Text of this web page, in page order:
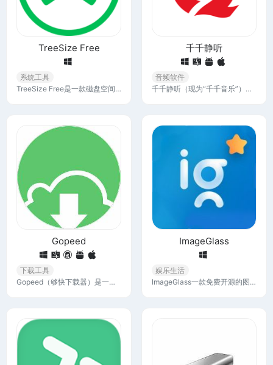
TreeSize Free
系统工具
TreeSize Free是一款磁盘空间管理软件，它会告诉你宝贵的磁盘空间都用在了哪里，通过它了解哪些文件占用空间比较大，可以删掉不需要的文件，以释放空间。
千千静听
音频软件
千千静听（现为“千千音乐”）是一款曾经非常流行的音乐播放软件，它以其轻量级、易用性和强大的功能而受到用户的喜爱。这款软件支持多种音频格式，提供了丰富的功能。
Gopeed
下载工具
Gopeed（够快下载器）是一款下载神器，支持全平台，具备多线程下载加速的功能，实现快速稳定的下载体验。支持HTTP、BitTorrent、Magnet等多种下载协议。
ImageGlass
娱乐生活
ImageGlass一款免费开源的图片浏览器软件，支持80多种格式，比如JPG，JPG, SVG, GIF, RAW格式等，加载快速，可以同时一次加载1000多张图片。